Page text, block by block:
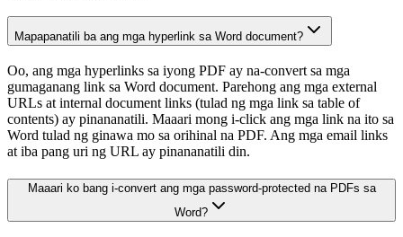
Mapapanatili ba ang mga hyperlink sa Word document?
Oo, ang mga hyperlinks sa iyong PDF ay na-convert sa mga
gumaganang link sa Word document. Parehong ang mga external
URLs at internal document links (tulad ng mga link sa table of
contents) ay pinananatili. Maaari mong i-click ang mga link na ito sa
Word tulad ng ginawa mo sa orihinal na PDF. Ang mga email links
at iba pang uri ng URL ay pinananatili din.
Maaari ko bang i-convert ang mga password-protected na PDFs sa
Word?